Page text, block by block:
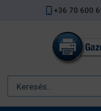
+36 70 600